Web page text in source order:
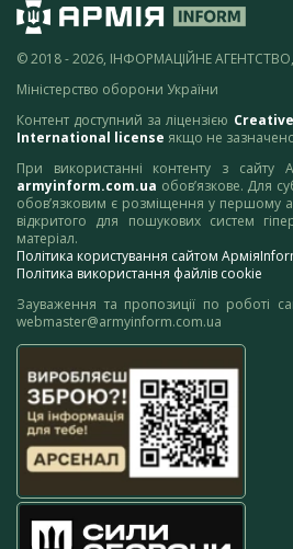
© 2018 - 2026, ІНФОРМАЦІЙНЕ АГЕНТСТВО,
Міністерство оборони України
Контент доступний за ліцензією
International license якщо не
При використанні контенту з сайту
armyinform.com.ua обов’язкове. Для
обов’язковим є розміщення у першому
відкритого для пошукових систем
матеріал.
Політика користування сайтом
Політика використання файлів cookie
Зауваження та пропозиції по роботі
webmaster@armyinform.com.ua